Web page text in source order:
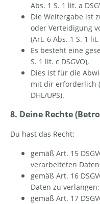
Abs. 1 S. 1 lit. a
Die Weitergabe ist
oder Verteidigung
(Art. 6 Abs. 1 S. 1 lit.
Es besteht eine
S. 1 lit. c DSGVO),
Dies ist für die
mit dir erforderlich
DHL/UPS).
8. Deine Rechte
Du hast das Recht:
gemäß Art. 15
verarbeiteten
gemäß Art. 16
Daten zu verlangen;
gemäß Art. 17